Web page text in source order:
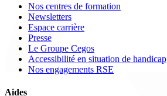
Nos centres de formation
Newsletters
Espace carrière
Presse
Le Groupe Cegos
Accessibilité en situation de handicap
Nos engagements RSE
Aides